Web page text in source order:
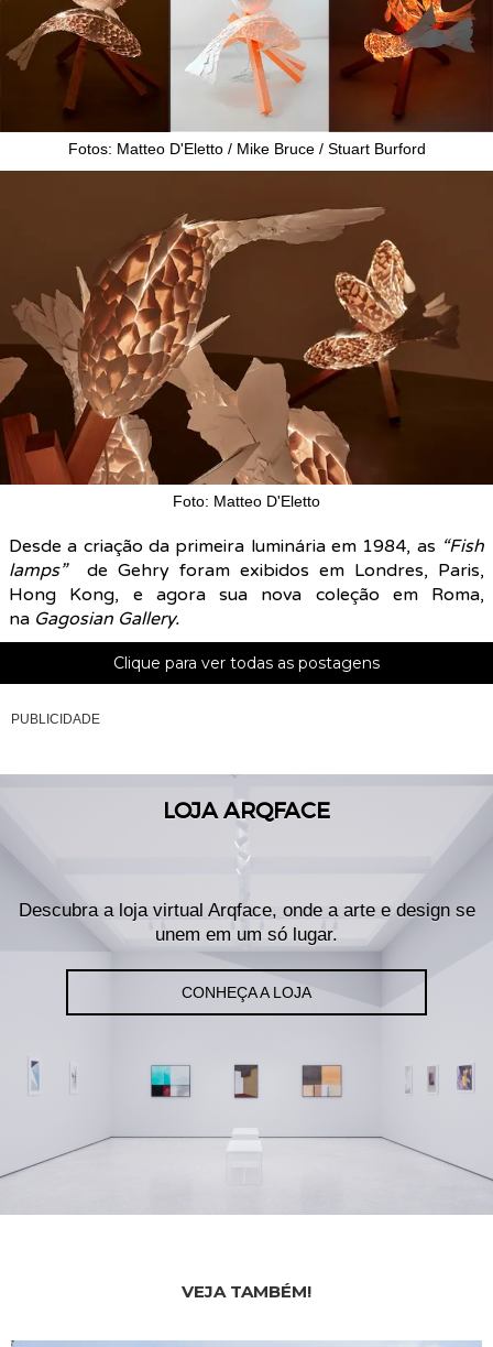
Fotos: Matteo D'Eletto / Mike Bruce / Stuart Burford
Foto: Matteo D'Eletto
Desde a criação da primeira luminária em 1984, as “Fish
lamps”de Gehry foram exibidos em Londres, Paris,
Hong Kong, e agora sua nova coleção em Roma,
na Gagosian Gallery.
Clique para ver todas as postagens
PUBLICIDADE
LOJA ARQFACE
Descubra a loja virtual Arqface, onde a arte e design se
unem em um só lugar.
CONHEÇA A LOJA
VEJA TAMBÉM!